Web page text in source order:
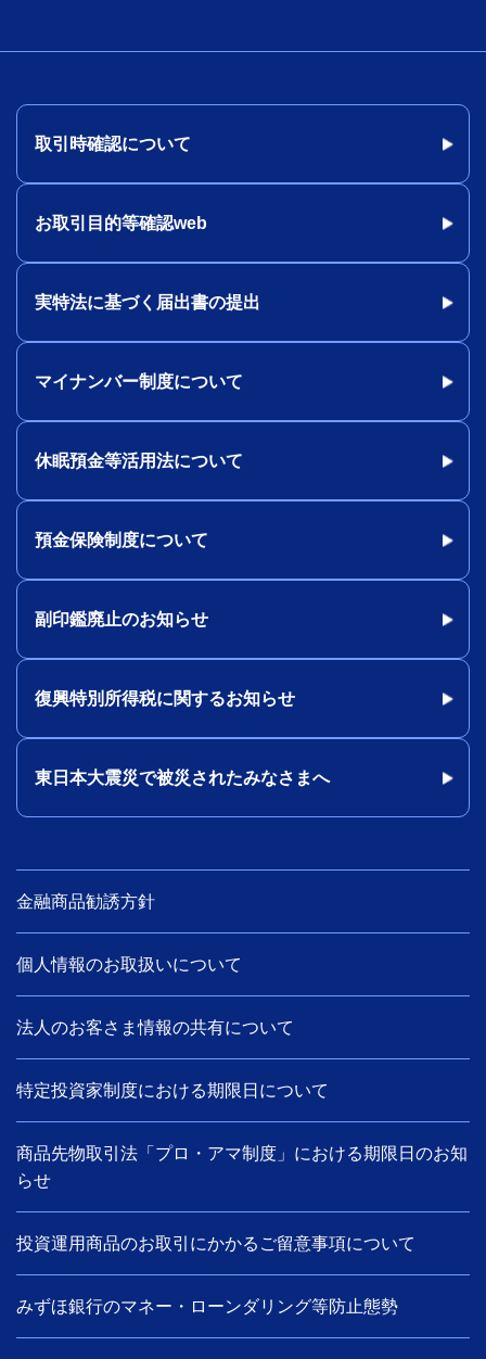
取引時確認について
お取引目的等確認web
実特法に基づく届出書の提出
マイナンバー制度について
休眠預金等活用法について
預金保険制度について
副印鑑廃止のお知らせ
復興特別所得税に関するお知らせ
東日本大震災で被災されたみなさまへ
金融商品勧誘方針
個人情報のお取扱いについて
法人のお客さま情報の共有について
特定投資家制度における期限日について
商品先物取引法「プロ・アマ制度」における期限日のお知
らせ
投資運用商品のお取引にかかるご留意事項について
みずほ銀行のマネー・ローンダリング等防止態勢